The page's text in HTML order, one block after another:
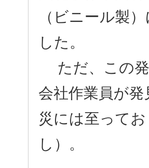
（ビニール製
した。
ただ、この発
会社作業員が
災には至って
し）。